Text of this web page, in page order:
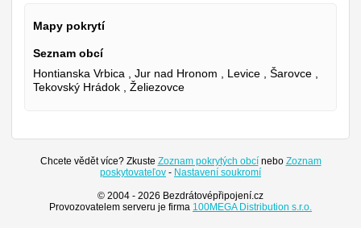
Mapy pokrytí
Seznam obcí
Hontianska Vrbica , Jur nad Hronom , Levice , Šarovce ,
Tekovský Hrádok , Želiezovce
Chcete vědět více? Zkuste Zoznam pokrytých obcínebo Zoznam
poskytovateľov - Nastavení soukromí
© 2004 - 2026 Bezdrátovépřipojení.cz
Provozovatelem serveru je firma 100MEGA Distribution s.r.o.